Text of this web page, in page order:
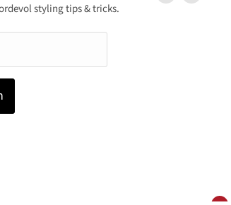
styling tips & tricks.
ons